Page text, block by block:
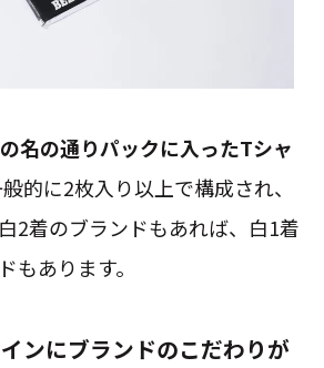
名の通りパックに入ったTシャ
的に2枚入り以上で構成され、
2着のブランドもあれば、白1着
もあります。
ンにブランドのこだわりが